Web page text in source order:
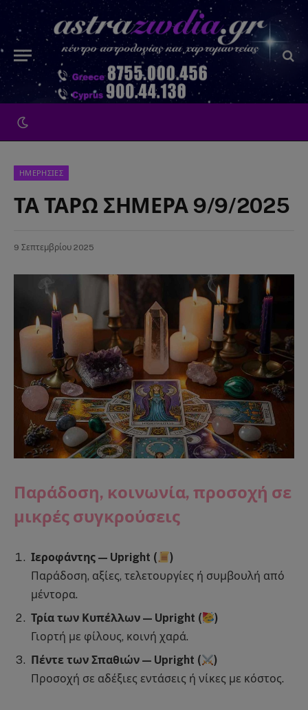
ΗΜΕΡΗΣΙΕΣ
ΤΑ ΤΑΡΩ ΣΗΜΕΡΑ 9/9/2025
9 Σεπτεμβρίου 2025
Παράδοση, κοινωνία, προσοχή σε
μικρές συγκρούσεις
Ιεροφάντης — Upright (
)
Παράδοση, αξίες, τελετουργίες ή συμβουλή από
μέντορα.
Τρία των Κυπέλλων — Upright (
)
Γιορτή με φίλους, κοινή χαρά.
Πέντε των Σπαθιών — Upright (
)
Προσοχή σε αδέξιες εντάσεις ή νίκες με κόστος.